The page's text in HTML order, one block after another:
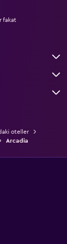
fakat
oteller
Arcadia